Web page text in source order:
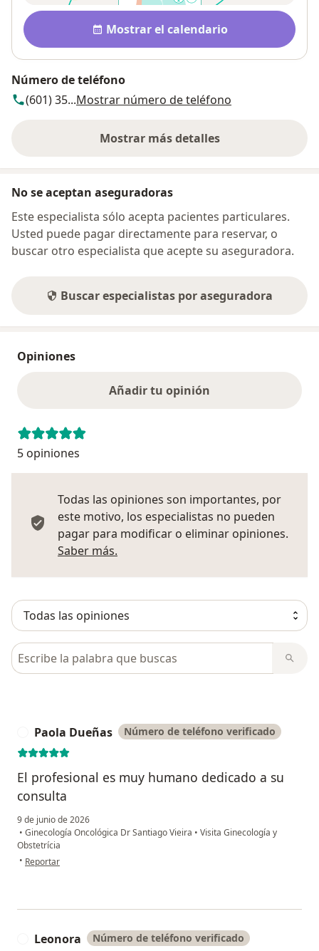
Disponibilidad
Mostrar el calendario
Número de teléfono
(601) 35...Mostrar número de teléfono
Mostrar más detalles
sobre la dirección
No se aceptan aseguradoras
Este especialista sólo acepta pacientes particulares.
Usted puede pagar directamente para reservar, o
buscar otro especialista que acepte su aseguradora.
Buscar especialistas por aseguradora
Opiniones
Añadir tu opinión
5 opiniones
Todas las opiniones son importantes, por
este motivo, los especialistas no pueden
pagar para modificar o eliminar opiniones.
Saber más.
Busca en opiniones
Paola Dueñas Número de teléfono verificado
El profesional es muy humano dedicado a su
consulta
9 de junio de 2026
• Ginecología Oncológica Dr Santiago Vieira • Visita Ginecología y
Obstetrícia
• en opinión del usuario Paola Dueñas
Reportar
Leonora Número de teléfono verificado